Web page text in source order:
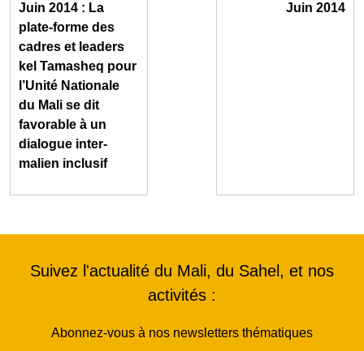
Juin 2014 : La
plate-forme des
cadres et leaders
kel Tamasheq pour
l’Unité Nationale
du Mali se dit
favorable à un
dialogue inter-
malien inclusif
Juin 2014
Suivez l'actualité du Mali, du Sahel, et nos
activités :
Abonnez-vous à nos newsletters thématiques